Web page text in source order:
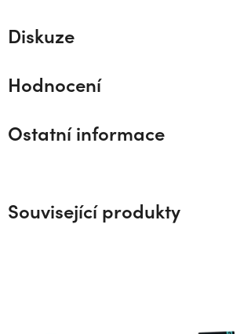
Diskuze
Hodnocení
Ostatní informace
Související produkty